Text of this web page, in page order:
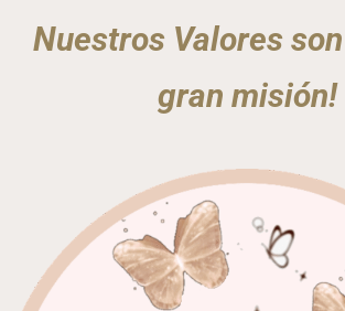
Nuestros Valores
gran misión!